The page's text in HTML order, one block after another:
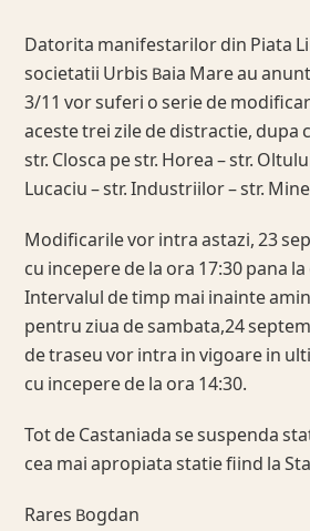
Datorita manifestarilor din Piata
societatii Urbis Baia Mare au
3/11 vor suferi o serie de
aceste trei zile de distractie, dupa
str. Closca pe str. Horea – str.
Lucaciu – str. Industriilor – str.
Modificarile vor intra astazi, 23
cu incepere de la ora 17:30 pana la
Intervalul de timp mai inainte
pentru ziua de sambata,24
de traseu vor intra in vigoare in
cu incepere de la ora 14:30.
Tot de Castaniada se suspenda
cea mai apropiata statie fiind la
Rares Bogdan